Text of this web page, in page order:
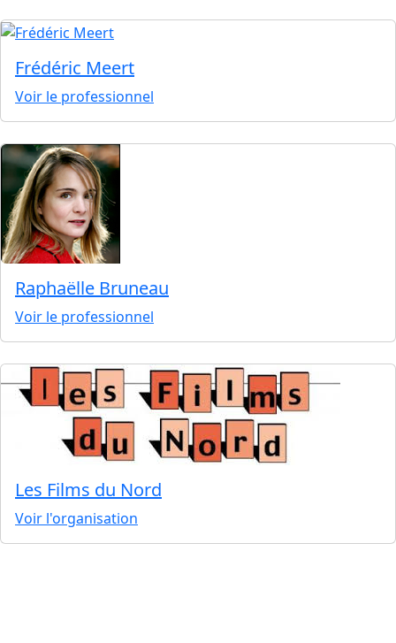
Frédéric Meert
Voir le professionnel
Raphaëlle Bruneau
Voir le professionnel
Les Films du Nord
Voir l'organisation